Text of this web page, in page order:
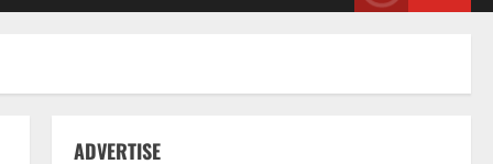
ADVERTISE